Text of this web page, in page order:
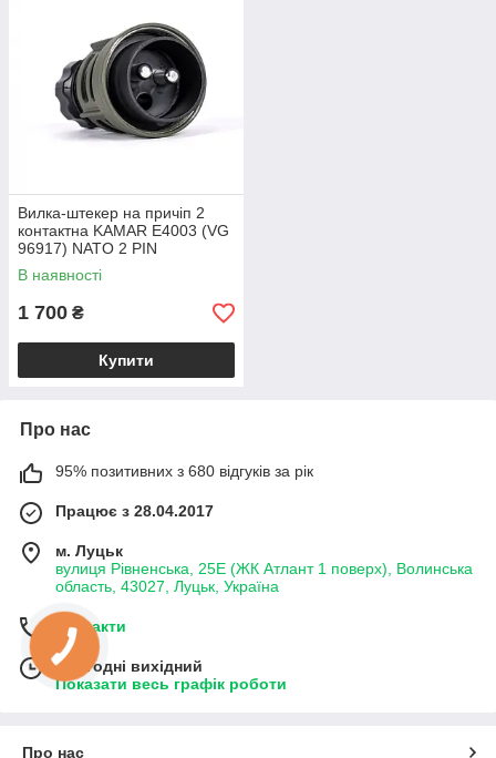
Вилка-штекер на причіп 2
контактна KAMAR E4003 (VG
96917) NATO 2 PIN
В наявності
1 700 ₴
Купити
Про нас
95% позитивних з 680 відгуків за рік
Працює з 28.04.2017
м. Луцьк
вулиця Рівненська, 25Е (ЖК Атлант 1 поверх), Волинська
область, 43027, Луцьк, Україна
Контакти
Сьогодні вихідний
Показати весь графік роботи
Про нас